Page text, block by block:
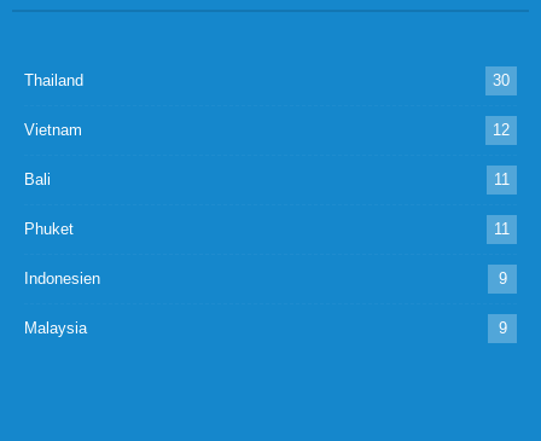
Thailand 30
Vietnam 12
Bali 11
Phuket 11
Indonesien 9
Malaysia 9